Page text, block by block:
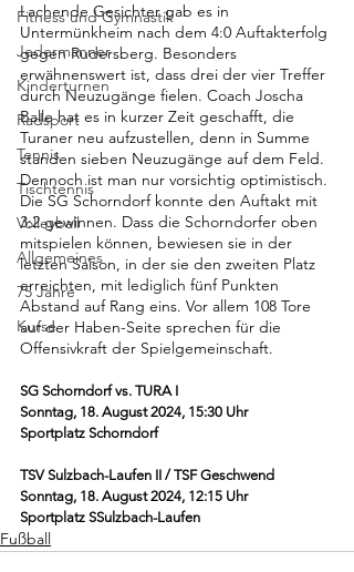
Fitness und Gymnastik
Jedermänner
Kinderturnen
Radsport
Tennis
Tischtennis
Volleyball
Allgemeines
75 Jahre
Kurse
Lachende Gesichter gab es in
Untermünkheim nach dem 4:0 Auftakterfolg
gegen Rudersberg. Besonders
erwähnenswert ist, dass drei der vier Treffer
durch Neuzugänge fielen. Coach Joscha
Balle hat es in kurzer Zeit geschafft, die
Turaner neu aufzustellen, denn in Summe
standen sieben Neuzugänge auf dem Feld.
Dennoch ist man nur vorsichtig optimistisch.
Die SG Schorndorf konnte den Auftakt mit
3:2 gewinnen. Dass die Schorndorfer oben
mitspielen können, bewiesen sie in der
letzten Saison, in der sie den zweiten Platz
erreichten, mit lediglich fünf Punkten
Abstand auf Rang eins. Vor allem 108 Tore
auf der Haben-Seite sprechen für die
Offensivkraft der Spielgemeinschaft.
SG Schorndorf vs. TURA I
Sonntag, 18. August 2024, 15:30 Uhr
Sportplatz Schorndorf
TSV Sulzbach-Laufen II / TSF Geschwend
Sonntag, 18. August 2024, 12:15 Uhr
Sportplatz SSulzbach-Laufen
Fußball